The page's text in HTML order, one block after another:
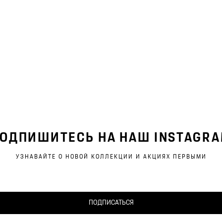
НА НАШ
УЗНАВАЙТЕ О НОВОЙ КОЛЛЕКЦИИ И АКЦИЯХ ПЕРВЫМИ
ПОДПИСАТЬСЯ